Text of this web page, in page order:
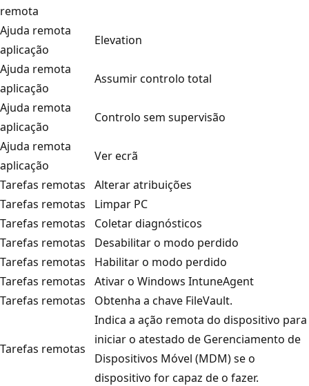
remota
Ajuda remota
aplicação
Elevation
Ajuda remota
aplicação
Assumir controlo total
Ajuda remota
aplicação
Controlo sem supervisão
Ajuda remota
aplicação
Ver ecrã
Tarefas remotas
Alterar atribuições
Tarefas remotas
Limpar PC
Tarefas remotas
Coletar diagnósticos
Tarefas remotas
Desabilitar o modo perdido
Tarefas remotas
Habilitar o modo perdido
Tarefas remotas
Ativar o Windows IntuneAgent
Tarefas remotas
Obtenha a chave FileVault.
Tarefas remotas
Indica a ação remota do dispositivo para
iniciar o atestado de Gerenciamento de
Dispositivos Móvel (MDM) se o
dispositivo for capaz de o fazer.